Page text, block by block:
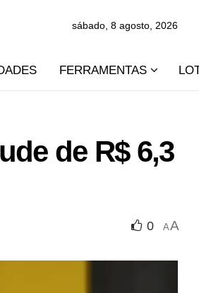
sábado, 8 agosto, 2026
FERRAMENTAS
de R$ 6,3
0 AA